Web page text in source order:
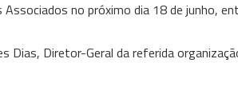
no próximo dia 18 de junho,
Dias, Diretor-Geral da referida